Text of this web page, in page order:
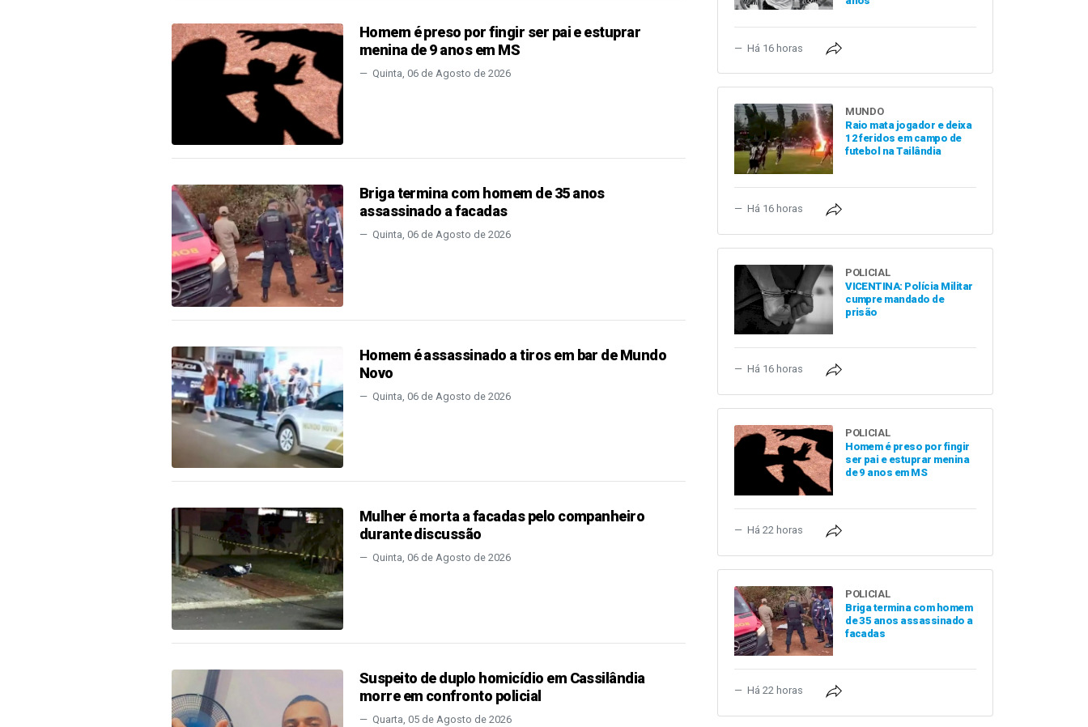
Homem é preso por fingir ser pai e estuprar
menina de 9 anos em MS
Quinta, 06 de Agosto de 2026
Briga termina com homem de 35 anos
assassinado a facadas
Quinta, 06 de Agosto de 2026
Homem é assassinado a tiros em bar de Mundo
Novo
Quinta, 06 de Agosto de 2026
Mulher é morta a facadas pelo companheiro
durante discussão
Quinta, 06 de Agosto de 2026
Suspeito de duplo homicídio em Cassilândia
morre em confronto policial
Quarta, 05 de Agosto de 2026
Há 16 horas
MUNDO
Raio mata jogador e deixa
12 feridos em campo de
futebol na Tailândia
Há 16 horas
POLICIAL
VICENTINA: Polícia Militar
cumpre mandado de
prisão
Há 16 horas
POLICIAL
Homem é preso por fingir
ser pai e estuprar menina
de 9 anos em MS
Há 22 horas
POLICIAL
Briga termina com homem
de 35 anos assassinado a
facadas
Há 22 horas